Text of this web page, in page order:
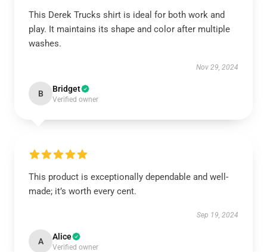
This Derek Trucks shirt is ideal for both work and
play. It maintains its shape and color after multiple
washes.
Nov 29, 2024
B Bridget
Verified owner
This product is exceptionally dependable and well-
made; it’s worth every cent.
Sep 19, 2024
A Alice
Verified owner